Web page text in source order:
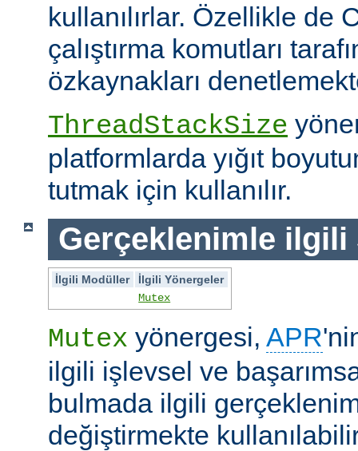
kullanılırlar. Özellikle de
çalıştırma komutları
özkaynakları
ThreadStackSize
platformlarda yığıt
tutmak için kullanılır.
Gerçeklenimle ilgili
İlgili Modüller
İlgili Yönergeler
Mutex
Mutex yönergesi, APR
ilgili işlevsel ve
bulmada ilgili
değiştirmekte